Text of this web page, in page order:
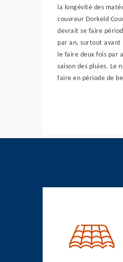
la longévité des
couvreur Dorkeld
devrait se faire
par an, surtout avant
le faire deux fois par
saison des pluies. Le
faire en période de